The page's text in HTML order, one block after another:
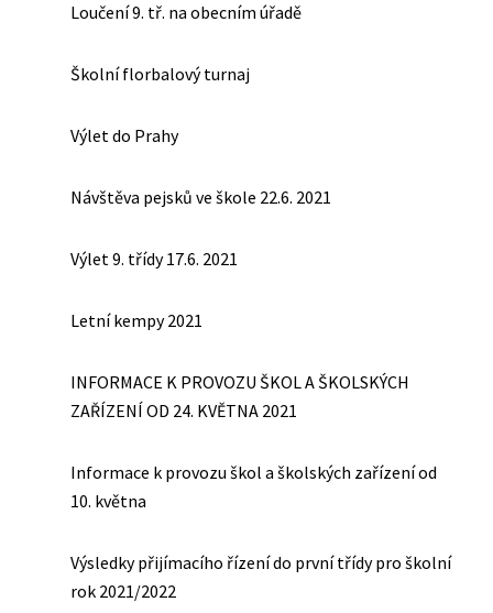
Loučení 9. tř. na obecním úřadě
Školní florbalový turnaj
Výlet do Prahy
Návštěva pejsků ve škole 22.6. 2021
Výlet 9. třídy 17.6. 2021
Letní kempy 2021
INFORMACE K PROVOZU ŠKOL A ŠKOLSKÝCH
ZAŘÍZENÍ OD 24. KVĚTNA 2021
Informace k provozu škol a školských zařízení od
10. května
Výsledky přijímacího řízení do první třídy pro školní
rok 2021/2022